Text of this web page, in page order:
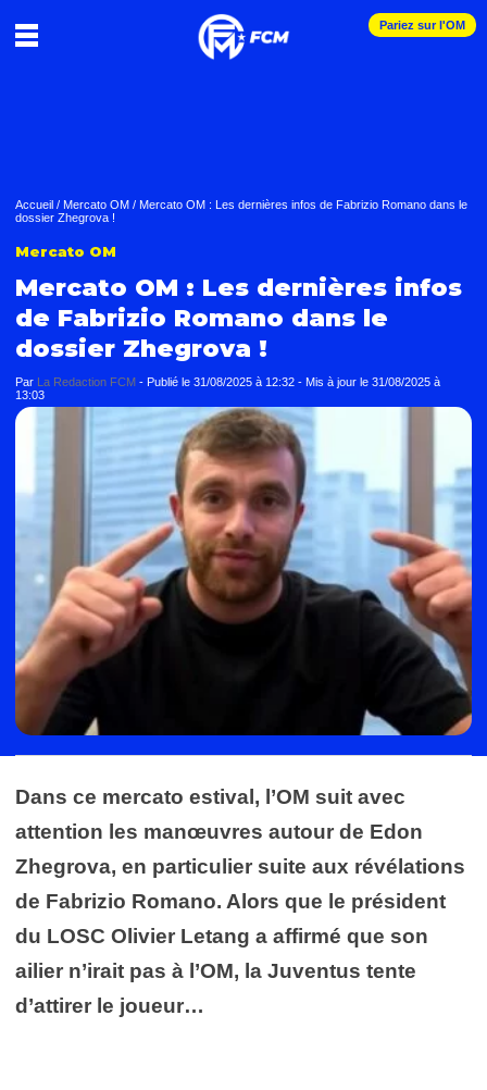
Pariez sur l'OM
Accueil / Mercato OM / Mercato OM : Les dernières infos de Fabrizio Romano dans le
dossier Zhegrova !
Mercato OM
Mercato OM : Les dernières infos
de Fabrizio Romano dans le
dossier Zhegrova !
Par La Redaction FCM - Publié le 31/08/2025 à 12:32 - Mis à jour le 31/08/2025 à
13:03
Dans ce mercato estival, l’OM suit avec
attention les manœuvres autour de Edon
Zhegrova, en particulier suite aux révélations
de Fabrizio Romano. Alors que le président
du LOSC Olivier Letang a affirmé que son
ailier n’irait pas à l’OM, la Juventus tente
d’attirer le joueur…